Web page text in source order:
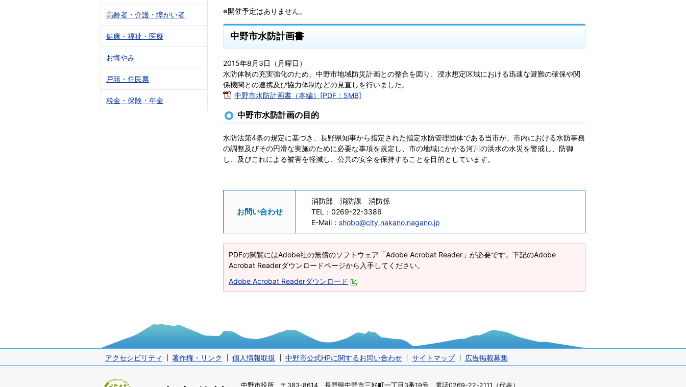
※開催予定はありません。
中野市水防計画書
2015年8月3日（月曜日）
水防体制の充実強化のため、中野市地域防災計画との整合を図り、浸水想定区域における迅速な避難の確保や関
係機関との連携及び協力体制などの見直しを行いました。
中野市水防計画書（本編）[PDF：5MB]
中野市水防計画の目的
水防法第4条の規定に基づき、長野県知事から指定された指定水防管理団体である当市が、市内における水防事務
の調整及びその円滑な実施のために必要な事項を規定し、市の地域にかかる河川の洪水の水災を警戒し、防御
し、及びこれによる被害を軽減し、公共の安全を保持することを目的としています。
お問い合わせ
消防部 消防課 消防係
TEL：0269-22-3386
E-Mail：shobo@city.nakano.nagano.jp
PDFの閲覧にはAdobe社の無償のソフトウェア「Adobe Acrobat Reader」が必要です。下記のAdobe
Acrobat Readerダウンロードページから入手してください。
Adobe Acrobat Readerダウンロード
高齢者・介護・障がい者
健康・福祉・医療
お悔やみ
戸籍・住民票
税金・保険・年金
アクセシビリティ 著作権・リンク 個人情報取扱 中野市公式HPに関するお問い合わせ サイトマップ 広告掲載募集
中野市役所 〒383-8614 長野県中野市三好町一丁目3番19号 電話0269-22-2111（代表）